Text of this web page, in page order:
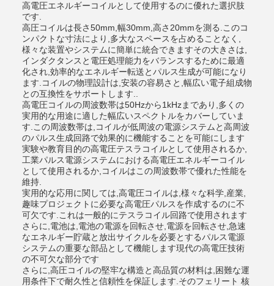
高電圧エネルギーコイルとして使用するのに優れた選択肢
です.
高圧コイルは長さ50mm,幅30mm,高さ20mmを測る.このコ
ンパクトな寸法により,多大なスペースを占めることなく,
様々な装置やシステムに簡単に統合できますその大きさは,
インダクタンスと電圧処理能力をバランスするために最適
化され,効率的なエネルギー転送とパルス生成が可能になり
ます.コイルの物理設計は,安装の容易さと,幅広い電子組成物
との互換性をサポートします..
高電圧コイルの周波数帯は50Hzから1kHzまであり,多くの
実用的な用途に適した幅広いスペクトルをカバーしていま
す.この周波数帯は,コイルが低周波の電源システムと高周波
のパルス生成回路で効果的に機能することを可能にします
実験や教育目的の高電圧テスラコイルとして使用されるか,
工業パルス電源システムにおける高電圧エネルギーコイル
として使用されるか,コイルはこの周波数帯で優れた性能を
維持.
実用的な応用に関しては,高電圧コイルは,様々な科学,産業,
趣味プロジェクトに必要な高電圧パルスを作成するのに不
可欠です.これは一般的にテスラコイル回路で使用されます
さらに,電池は,電池の電源を回転させ,電源を回転させ,急速
なエネルギー貯蔵と放出サイクルを必要とするパルス電源
システムの重要な部品として機能します現代の高電圧技術
の不可欠な部分です
さらに,高圧コイルの堅牢な構造と高品質の材料は,困難な運
用条件下で耐久性と信頼性を保証します.そのフェリート 核